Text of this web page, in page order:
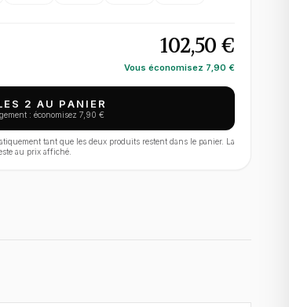
102,50 €
Vous économisez 7,90 €
2 AU PANIER
: économisez 7,90 €
tant que les deux produits restent dans le panier. La
au prix affiché.